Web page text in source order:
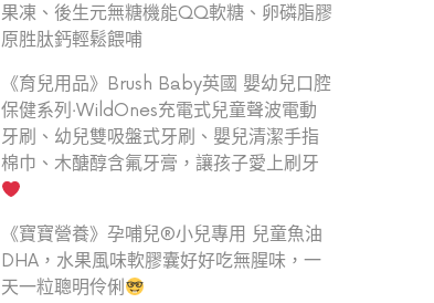
果凍、後生元無糖機能QQ軟糖、卵磷脂膠
原胜肽鈣輕鬆餵哺
《育兒用品》Brush Baby英國 嬰幼兒口腔
保健系列‧WildOnes充電式兒童聲波電動
牙刷、幼兒雙吸盤式牙刷、嬰兒清潔手指
棉巾、木醣醇含氟牙膏，讓孩子愛上刷牙
《寶寶營養》孕哺兒®小兒專用 兒童魚油
DHA，水果風味軟膠囊好好吃無腥味，一
天一粒聰明伶俐